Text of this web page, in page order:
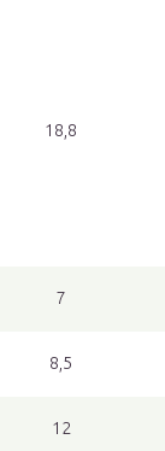
18,8
7
8,5
12